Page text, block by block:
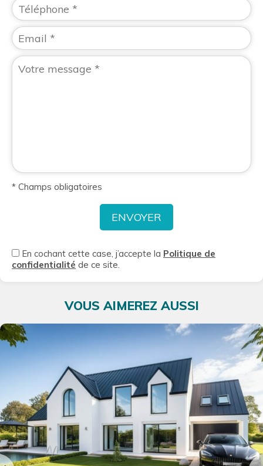
* Champs obligatoires
En cochant cette case, j’accepte la Politique de
confidentialité de ce site.
VOUS AIMEREZ AUSSI